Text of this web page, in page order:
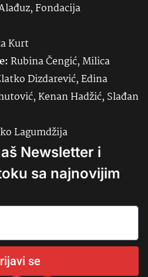
Fondacija
Kurt
Rubina Čengić, Milica
Dizdarević, Edina
Kenan Hadžić, Slađan
Lagumdžija
Newsletter i
sa najnovijim
se